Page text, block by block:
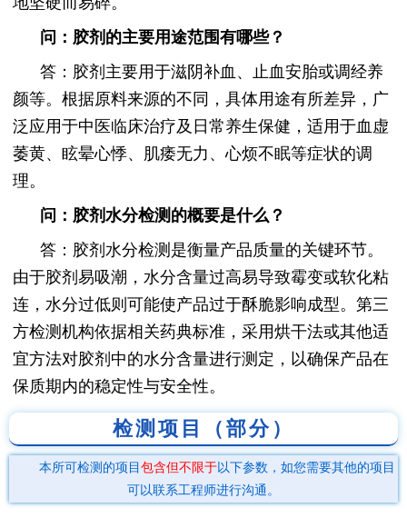
问：胶剂的主要用途范围有哪些？
答：胶剂主要用于滋阴补血、止血安胎或调经养
颜等。根据原料来源的不同，具体用途有所差异，广
泛应用于中医临床治疗及日常养生保健，适用于血虚
萎黄、眩晕心悸、肌痿无力、心烦不眠等症状的调
理。
问：胶剂水分检测的概要是什么？
答：胶剂水分检测是衡量产品质量的关键环节。
由于胶剂易吸潮，水分含量过高易导致霉变或软化粘
连，水分过低则可能使产品过于酥脆影响成型。第三
方检测机构依据相关药典标准，采用烘干法或其他适
宜方法对胶剂中的水分含量进行测定，以确保产品在
保质期内的稳定性与安全性。
检测项目（部分）
本所可检测的项目 包含但不限于以下参数，如您需要其他的项目
可以联系工程师进行沟通。